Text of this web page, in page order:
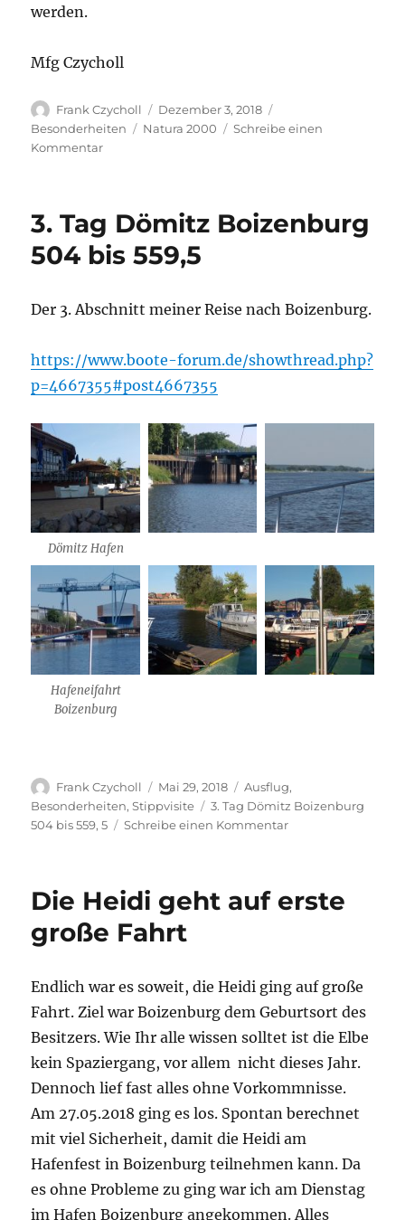
werden.
Mfg Czycholl
Autor
Frank Czycholl
Veröffentlicht
am
Dezember 3, 2018
Besonderheiten
Schlagwörter
Natura 2000
Schreibe einen
Kommentarzu
Bürgerkritik
–
Landesverwaltungsamt
3. Tag Dömitz Boizenburg
504 bis 559,5
Der 3. Abschnitt meiner Reise nach Boizenburg.
https://www.boote-forum.de/showthread.php?
p=4667355#post4667355
Dömitz Hafen
Hafeneifahrt
Boizenburg
Autor
Frank Czycholl
Veröffentlicht
am
Mai 29, 2018 Kategorien
Ausflug,
Besonderheiten,Stippvisite Schlagwörter
3. Tag Dömitz Boizenburg
504 bis 559,5 Schreibe einen Kommentarzu
Boizenburg
Die Heidi geht auf erste
große Fahrt
Endlich war es soweit, die Heidi ging auf große
Fahrt. Ziel war Boizenburg dem Geburtsort des
Besitzers. Wie Ihr alle wissen solltet ist die Elbe
kein Spaziergang, vor allem nicht dieses Jahr.
Dennoch lief fast alles ohne Vorkommnisse.
Am 27.05.2018 ging es los. Spontan berechnet
mit viel Sicherheit, damit die Heidi am
Hafenfest in Boizenburg teilnehmen kann. Da
es ohne Probleme zu ging war ich am Dienstag
im Hafen Boizenburg angekommen. Alles